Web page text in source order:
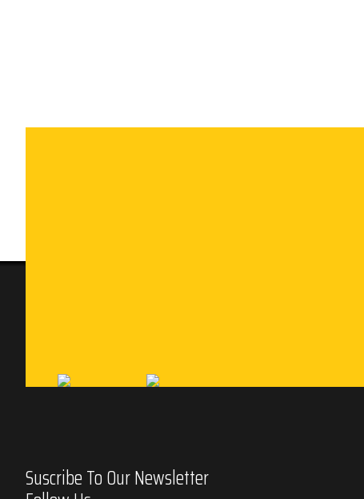
Suscribe To Our Newsletter